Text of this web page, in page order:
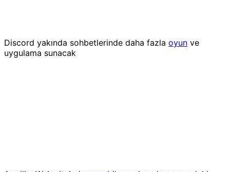
Discord yakında sohbetlerinde daha fazla oyun ve
uygulama sunacak